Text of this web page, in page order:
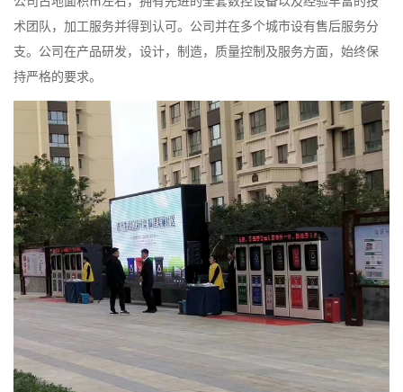
术团队，加工服务并得到认可。公司并在多个城市设有售后服务分
支。公司在产品研发，设计，制造，质量控制及服务方面，始终保
持严格的要求。